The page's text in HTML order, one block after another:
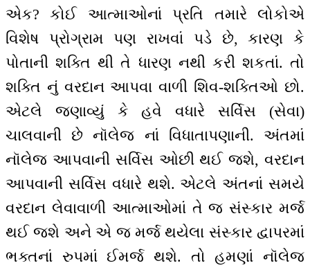
એક? કોઈ આત્માઓનાં પ્રતિ તમારે લોકોએ
વિશેષ પ્રોગ્રામ પણ રાખવાં પડે છે, કારણ કે
પોતાની શક્તિ થી તે ધારણ નથી કરી શકતાં. તો
શક્તિ નું વરદાન આપવા વાળી શિવ-શક્તિઓ છો.
એટલે જણાવ્યું કે હવે વધારે સર્વિસ (સેવા)
ચાલવાની છે નૉલેજ નાં વિધાતાપણાની. અંતમાં
નૉલેજ આપવાની સર્વિસ ઓછી થઈ જશે, વરદાન
આપવાની સર્વિસ વધારે થશે. એટલે અંતનાં સમયે
વરદાન લેવાવાળી આત્માઓમાં તે જ સંસ્કાર મર્જ
થઈ જશે અને એ જ મર્જ થયેલા સંસ્કાર દ્વાપરમાં
ભક્તનાં રુપમાં ઈમર્જ થશે. તો હમણાં નૉલેજ